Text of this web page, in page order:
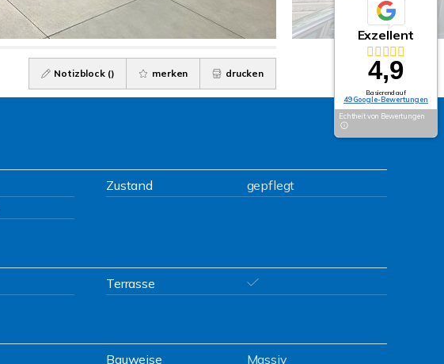
Notizblock () merken drucken
Zustand
gepflegt
Terrasse
Bauweise
Massiv
Exzellent
4,9
Basierend auf
49 Google-Bewertungen
Echtheit von Bewertungen